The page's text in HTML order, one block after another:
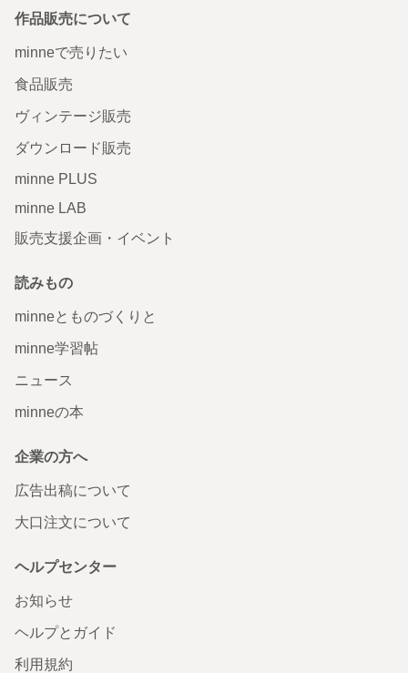
作品販売について
minneで売りたい
食品販売
ヴィンテージ販売
ダウンロード販売
minne PLUS
minne LAB
販売支援企画・イベント
読みもの
minneとものづくりと
minne学習帖
ニュース
minneの本
企業の方へ
広告出稿について
大口注文について
ヘルプセンター
お知らせ
ヘルプとガイド
利用規約